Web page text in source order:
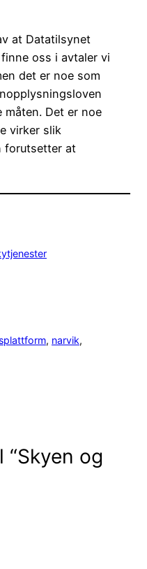
at Datatilsynet
oss i avtaler vi
det er noe som
måten. Det er noe
virker slik
forutsetter at
, narvik
og